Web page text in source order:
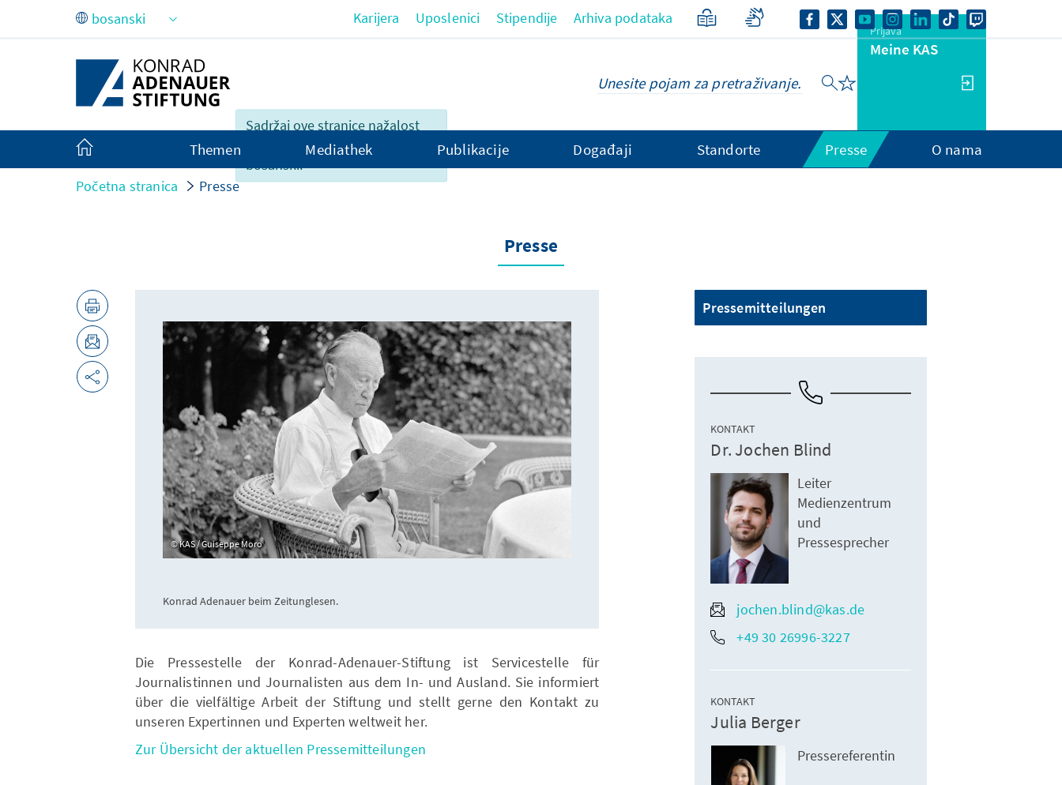
Skip to Main Content
Sadržaj ove stranice nažalost
nije u potpunosti dostupan na
bosanski.
Karijera Uposlenici Stipendije Arhiva podataka
Prijava
Meine KAS
Themen Mediathek Publikacije Događaji Standorte Presse O nama
Početna stranica Presse
Presse
KAS / Guiseppe Moro
Konrad Adenauer beim Zeitunglesen.
Die Pressestelle der Konrad-Adenauer-Stiftung ist Servicestelle für
Journalistinnen und Journalisten aus dem In- und Ausland. Sie informiert
über die vielfältige Arbeit der Stiftung und stellt gerne den Kontakt zu
unseren Expertinnen und Experten weltweit her.
Zur Übersicht der aktuellen Pressemitteilungen
Pressemitteilungen
KONTAKT
Dr. Jochen Blind
Leiter
Medienzentrum
und
Pressesprecher
jochen.blind@kas.de
+49 30 26996-3227
KONTAKT
Julia Berger
Pressereferentin